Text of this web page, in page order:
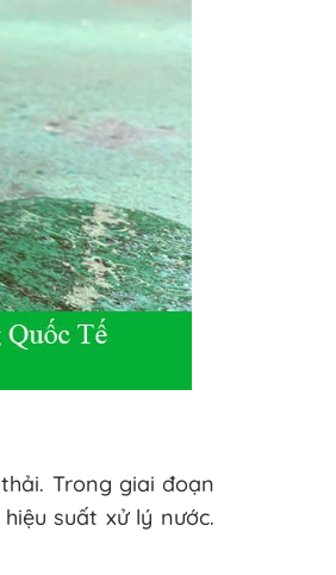
Trong giai đoạn
suất xử lý nước.